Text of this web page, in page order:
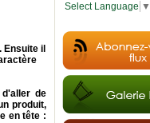
il
de
produit,
en tête :
Select Language ▼